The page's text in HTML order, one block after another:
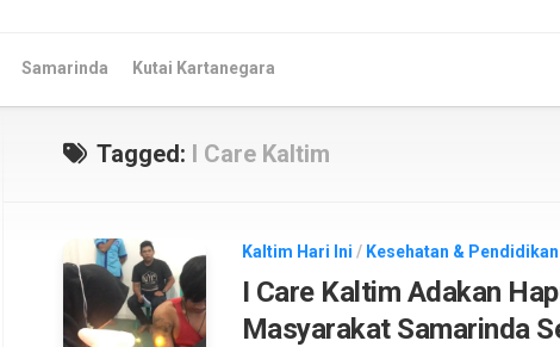
Samarinda Kutai Kartanegara
Tagged: I Care Kaltim
Kaltim Hari Ini / Kesehatan & Pendidikan
I Care Kaltim Adakan
Masyarakat Samarinda